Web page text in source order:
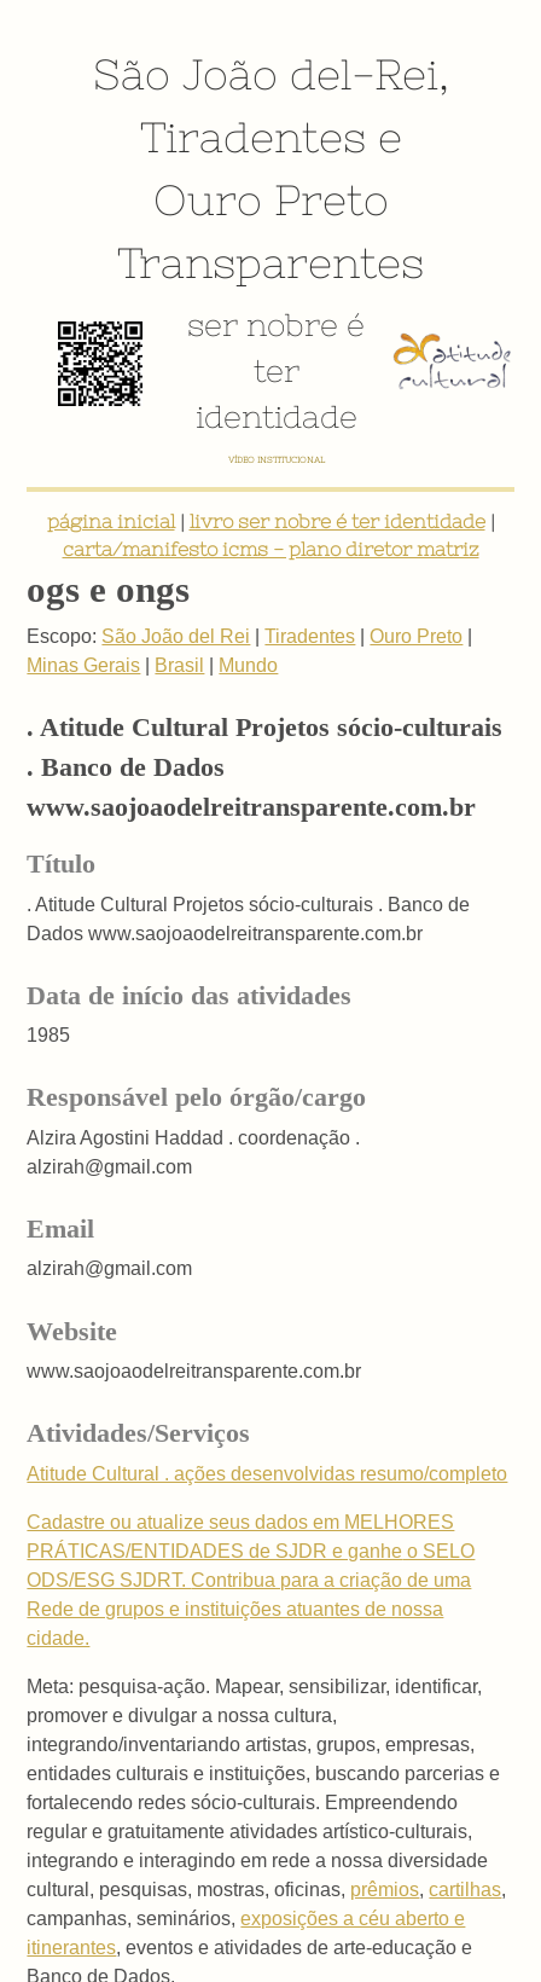
São João del-Rei,
Tiradentes e
Ouro Preto
Transparentes
ser nobre é
ter
identidade
VÍDEO INSTITUCIONAL
página inicial| livro ser nobre é ter identidade|
carta/manifesto icms - plano diretor matriz
ogs e ongs
Escopo: São João del Rei |Tiradentes |Ouro Preto
Minas Gerais
Brasil Mundo
. Atitude Cultural Projetos sócio-culturais
. Banco de Dados
www.saojoaodelreitransparente.com.br
Título
. Atitude Cultural Projetos sócio-culturais . Banco de
Dados www.saojoaodelreitransparente.com.br
Data de início das atividades
1985
Responsável pelo órgão/cargo
Alzira Agostini Haddad . coordenação .
alzirah@gmail.com
Email
alzirah@gmail.com
Website
www.saojoaodelreitransparente.com.br
Atividades/Serviços
Atitude Cultural . ações desenvolvidas resumo/completo
Cadastre ou atualize seus dados em MELHORES
PRÁTICAS/ENTIDADES de SJDR e ganhe o SELO
ODS/ESG SJDRT.Contribua para a criação de uma
Rede de grupos e instituições atuantes de nossa
cidade.
Meta: pesquisa-ação. Mapear, sensibilizar, identificar,
promover e divulgar a nossa cultura,
integrando/inventariando artistas, grupos, empresas,
entidades culturais e instituições, buscando parcerias e
fortalecendo redes sócio-culturais. Empreendendo
regular e gratuitamente atividades artístico-culturais,
integrando e interagindo em rede a nossa diversidade
cultural, pesquisas, mostras, oficinas, prêmios,cartilhas,
campanhas, seminários,exposições a céu aberto e
itinerantes, eventos e atividades de arte-educação e
Banco de Dados.